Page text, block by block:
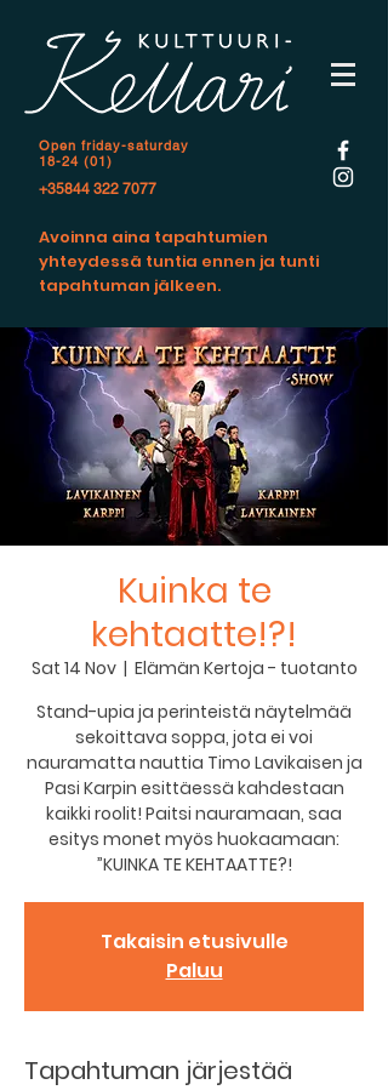
Open friday-saturday
18-24 (01)
+35844 322 7077
Avoinna aina tapahtumien
yhteydessä tuntia ennen ja tunti
tapahtuman jälkeen.
Kuinka te
kehtaatte!?!
Sat 14 Nov
  |
Elämän Kertoja - tuotanto
Stand-upia ja perinteistä näytelmää
sekoittava soppa, jota ei voi
nauramatta nauttia Timo Lavikaisen ja
Pasi Karpin esittäessä kahdestaan
kaikki roolit! Paitsi nauramaan, saa
esitys monet myös huokaamaan:
”KUINKA TE KEHTAATTE?!
Takaisin etusivulle
Paluu
Tapahtuman järjestää